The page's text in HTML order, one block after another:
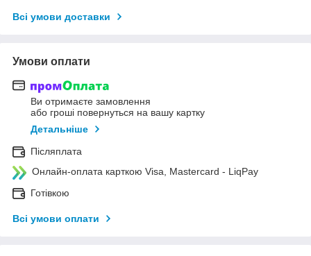
Всі умови доставки
Умови оплати
Ви отримаєте замовлення
або гроші повернуться на вашу картку
Детальніше
Післяплата
Онлайн-оплата карткою Visa, Mastercard - LiqPay
Готівкою
Всі умови оплати